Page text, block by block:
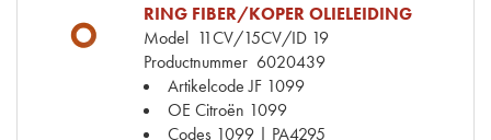
RING FIBER/KOPER OLIELEIDING
Model 11CV/15CV/ID 19
Productnummer 6020439
Artikelcode JF 1099
OE Citroën 1099
Codes 1099 | PA4295